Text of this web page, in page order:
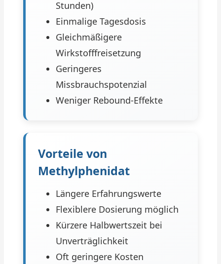
Stunden)
Einmalige Tagesdosis
Gleichmäßigere
Wirkstofffreisetzung
Geringeres
Missbrauchspotenzial
Weniger Rebound-Effekte
Vorteile von
Methylphenidat
Längere Erfahrungswerte
Flexiblere Dosierung möglich
Kürzere Halbwertszeit bei
Unverträglichkeit
Oft geringere Kosten